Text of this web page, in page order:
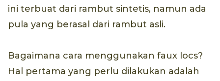
ini terbuat dari rambut sintetis, namun ada
pula yang berasal dari rambut asli.
Bagaimana cara menggunakan faux locs?
Hal pertama yang perlu dilakukan adalah